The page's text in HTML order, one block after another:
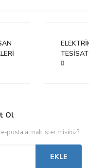
TESİSAT
Ol
posta almak ister misiniz?
EKLE